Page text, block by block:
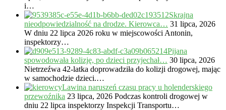
i…
Skrajna
nieodpowiedzialność na drodze. Kierowca… 31 lipca, 2026
W dniu 22 lipca 2026 roku w miejscowości Antonin,
inspektorzy…
Pijana
spowodowała kolizję, po dzieci przyjechał… 30 lipca, 2026
Nietrzeźwa 42-latka doprowadziła do kolizji drogowej, mając
w samochodzie dzieci.…
Lawina naruszeń czasu pracy u holenderskiego
przewoźnika 23 lipca, 2026 Podczas kontroli drogowej w
dniu 22 lipca inspektorzy Inspekcji Transportu…